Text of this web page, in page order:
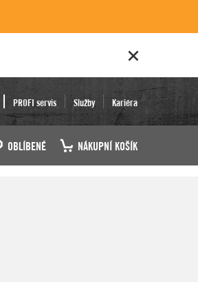
PROFI servis Služby Kariéra
OBLÍBENÉ NÁKUPNÍ KOŠÍK